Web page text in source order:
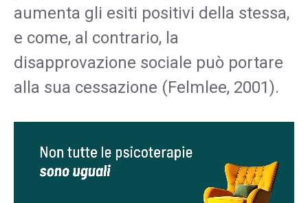
aumenta gli esiti positivi della stessa,
e come, al contrario, la
disapprovazione sociale può portare
alla sua cessazione (Felmlee, 2001).